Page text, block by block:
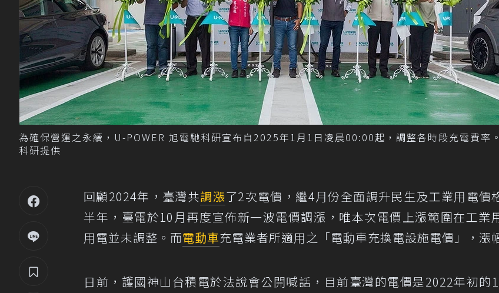
為確保營運之永續，U-POWER 旭電馳科研宣布自2025年1月1日凌晨00:00起，調整各時段充電費率
科研提供
回顧2024年，臺灣共調漲了2次電價，繼4月份全面調升民生及工業用電價
半年，臺電於10月再度宣佈新一波電價調漲，唯本次電價上漲範圍在工業
用電並未調整。而電動車充電業者所適用之「電動車充換電設施電價」，漲
日前，護國神山台積電於法說會公開喊話，目前臺灣的電價是2022年初的